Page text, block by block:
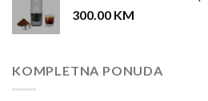
300.00 KM
KOMPLETNA PONUDA